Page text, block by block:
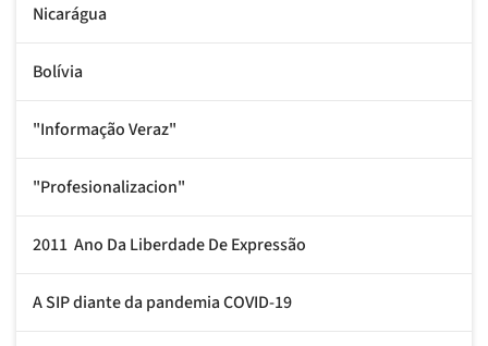
Nicarágua
Bolívia
"Informação Veraz"
"Profesionalizacion"
2011  Ano Da Liberdade De Expressão
A SIP diante da pandemia COVID-19